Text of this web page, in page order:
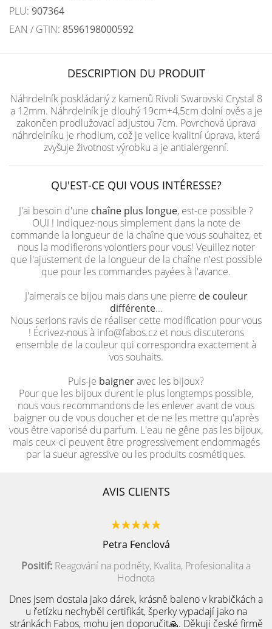
PLU: 907364
EAN / GTIN: 8596198000592
DESCRIPTION DU PRODUIT
Náhrdelník poskládaný z kamenů Rivoli Swarovski Crystal 8
a 12mm. Náhrdelník je dlouhý 19cm+4,5cm dolní ověs a je
zakončen prodlužovací adjustou 7cm. Povrchová úprava
náhrdelníku je rhodium, což je velice kvalitní úprava, která
zvyšuje životnost výrobku a je antialergenní.
QU'EST-CE QUI VOUS INTÉRESSE?
J'ai besoin d'une chaîne plus longue, est-ce possible ?
OUI ! Indiquez-nous simplement dans la note de
commande la longueur de la chaîne que vous souhaitez, et
nous la modifierons volontiers pour vous! Veuillez noter
que l'ajustement de la longueur de la chaîne n'est possible
que pour les commandes payées à l'avance.
J'aimerais ce bijou mais dans une pierre de couleur
différente...
Nous serions ravis de réaliser cette modification pour vous
! Écrivez-nous à info@fabos.cz et nous discuterons
ensemble de la couleur qui correspondra exactement à
vos souhaits.
Puis-je baigneravec les bijoux?
Pour que les bijoux durent le plus longtemps possible,
nous vous recommandons de les enlever avant de vous
baigner ou de vous doucher et de ne les mettre qu'après
vous être vaporisé du parfum. L'eau ne gêne pas les bijoux,
mais ceux-ci peuvent être progressivement endommagés
par la sueur agressive ou les produits cosmétiques.
AVIS CLIENTS
Petra Fenclová
Positif: Reagování na podněty, Kvalita, Profesionalita a
Hodnota
Dnes jsem dostala jako dárek, krásně baleno v krabičkách a
u řetízku nechyběl certifikát, šperky vypadají jako na
stránkách Fabos, mohu jen doporučit🙏. Děkuji české firmě